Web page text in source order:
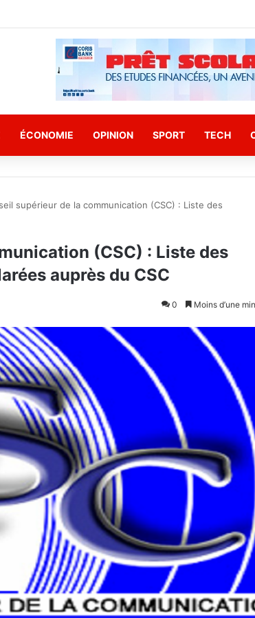
ÉCONOMIE OPINION SPORT TECH
supérieur de la communication (CSC) : Liste des
(CSC) : Liste des
auprès du CSC
0 Moins d’une